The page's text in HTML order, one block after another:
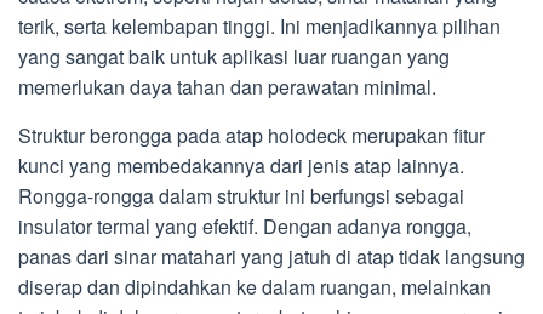
terik, serta kelembapan tinggi. Ini menjadikannya pilihan
yang sangat baik untuk aplikasi luar ruangan yang
memerlukan daya tahan dan perawatan minimal.
Struktur berongga pada atap holodeck merupakan fitur
kunci yang membedakannya dari jenis atap lainnya.
Rongga-rongga dalam struktur ini berfungsi sebagai
insulator termal yang efektif. Dengan adanya rongga,
panas dari sinar matahari yang jatuh di atap tidak langsung
diserap dan dipindahkan ke dalam ruangan, melainkan